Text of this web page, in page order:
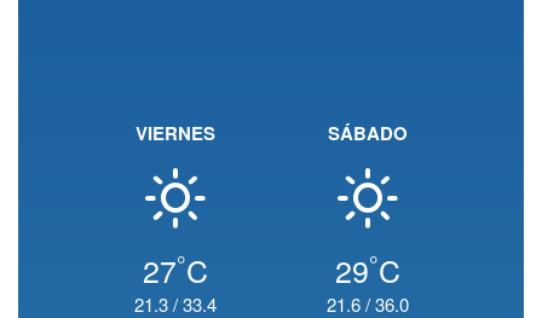
VIERNES
27°C
21.3/33.4
SÁBADO
29°C
21.6/36.0